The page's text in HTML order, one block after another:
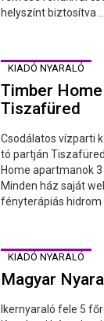
helyszínt biztosítva ...
KIADÓ NYARALÓ
Timber
Tiszafüred
Csodálatos vízparti
tó partján
Home apartmanok
Minden ház saját
fényterápiás hidrom ...
KIADÓ NYARALÓ
Magyar
Ikernyaraló fele 5